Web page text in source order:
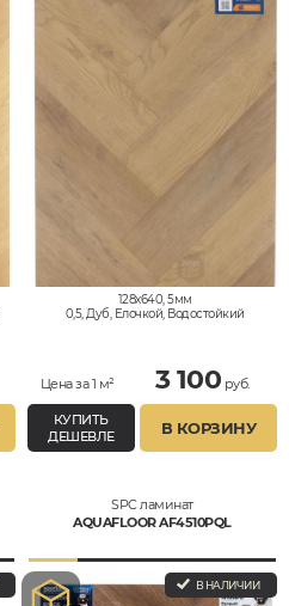
128x640, 5мм
0,5, Дуб, Елочкой, Водостойкий
Цена за 1 м² 3 100 руб.
КУПИТЬ
ДЕШЕВЛЕ
В КОРЗИНУ
SPC ламинат
AQUAFLOOR AF4510PQL
В НАЛИЧИИ